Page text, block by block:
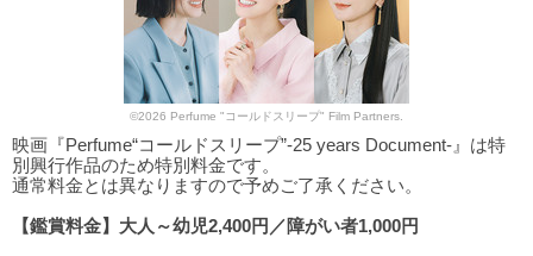
©2026 Perfume "コールドスリープ" Film Partners.
映画『Perfume“コールドスリープ”-25 years Document-』は特
別興行作品のため特別料金です。
通常料金とは異なりますので予めご了承ください。
【鑑賞料金】大人～幼児2,400円／障がい者1,000円